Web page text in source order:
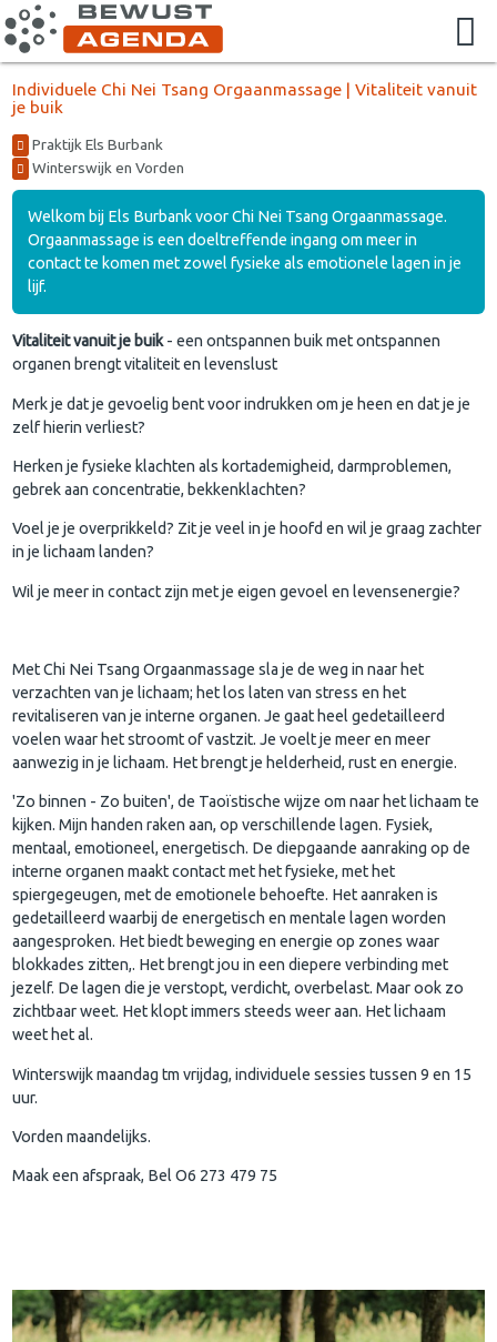
Individuele Chi Nei Tsang Orgaanmassage | Vitaliteit vanuit
je buik
Praktijk Els Burbank
Winterswijk en Vorden
Welkom bij Els Burbank voor Chi Nei Tsang Orgaanmassage.
Orgaanmassage is een doeltreffende ingang om meer in
contact te komen met zowel fysieke als emotionele lagen in je
lijf.
Vitaliteit vanuit je buik- een ontspannen buik met ontspannen
organen brengt vitaliteit en levenslust
Merk je dat je gevoelig bent voor indrukken om je heen en dat je je
zelf hierin verliest?
Herken je fysieke klachten als kortademigheid, darmproblemen,
gebrek aan concentratie, bekkenklachten?
Voel je je overprikkeld? Zit je veel in je hoofd en wil je graag zachter
in je lichaam landen?
Wil je meer in contact zijn met je eigen gevoel en levensenergie?
Met Chi Nei Tsang Orgaanmassage sla je de weg in naar het
verzachten van je lichaam; het los laten van stress en het
revitaliseren van je interne organen. Je gaat heel gedetailleerd
voelen waar het stroomt of vastzit. Je voelt je meer en meer
aanwezig in je lichaam. Het brengt je helderheid, rust en energie.
'Zo binnen - Zo buiten', de Taoïstische wijze om naar het lichaam te
kijken. Mijn handen raken aan, op verschillende lagen. Fysiek,
mentaal, emotioneel, energetisch. De diepgaande aanraking op de
interne organen maakt contact met het fysieke, met het
spiergegeugen, met de emotionele behoefte. Het aanraken is
gedetailleerd waarbij de energetisch en mentale lagen worden
aangesproken. Het biedt beweging en energie op zones waar
blokkades zitten,. Het brengt jou in een diepere verbinding met
jezelf. De lagen die je verstopt, verdicht, overbelast. Maar ook zo
zichtbaar weet. Het klopt immers steeds weer aan. Het lichaam
weet het al.
Winterswijk maandag tm vrijdag, individuele sessies tussen 9 en 15
uur.
Vorden maandelijks.
Maak een afspraak, Bel O6 273 479 75